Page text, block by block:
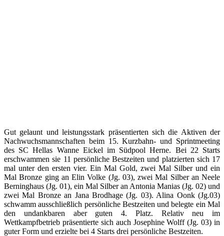
Gut gelaunt und leistungsstark präsentierten sich die Aktiven der
Nachwuchsmannschaften beim 15. Kurzbahn- und Sprintmeeting
des SC Hellas Wanne Eickel im Südpool Herne. Bei 22 Starts
erschwammen sie 11 persönliche Bestzeiten und platzierten sich 17
mal unter den ersten vier. Ein Mal Gold, zwei Mal Silber und ein
Mal Bronze ging an Elin Volke (Jg. 03), zwei Mal Silber an Neele
Berninghaus (Jg. 01), ein Mal Silber an Antonia Manias (Jg. 02) und
zwei Mal Bronze an Jana Brodhage (Jg. 03). Alina Oonk (Jg.03)
schwamm ausschließlich persönliche Bestzeiten und belegte ein Mal
den undankbaren aber guten 4. Platz. Relativ neu im
Wettkampfbetrieb präsentierte sich auch Josephine Wolff (Jg. 03) in
guter Form und erzielte bei 4 Starts drei persönliche Bestzeiten.